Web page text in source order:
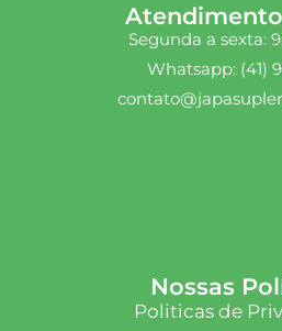
Segunda a sexta:
Whatsapp: (41)
Nossas
Politicas de